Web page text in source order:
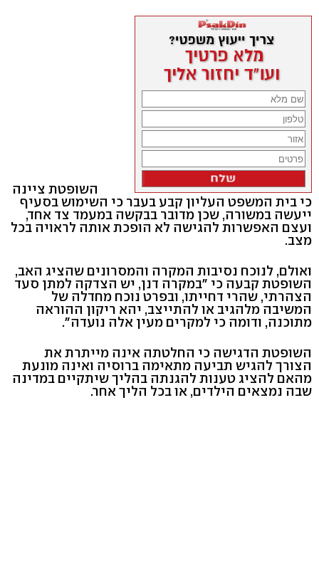
השופטת ציינה
כי בית המשפט העליון קבע בעבר כי השימוש בסעיף
ייעשה במשורה, שכן מדובר בבקשה במעמד צד אחד,
ועצם האפשרות להגישה לא הופכת אותה לראויה בכל
מצב.
ואולם, לנוכח נסיבות המקרה והמסרונים שהציג האב,
השופטת קבעה כי "במקרה דנן, יש הצדקה למתן סעד
הצהרתי, שהרי דחייתו, ובפרט נוכח מחדלה של
המשיבה מלהגיב או להתייצב, יהא ריקון ההוראה
מתוכנה, ודומה כי למקרים מעין אלה נועדה".
השופטת הדגישה כי החלטתה אינה מייתרת את
הצורך להגיש תביעה מתאימה ברוסיה ואינה מונעת
מהאם להציג טענות להגנתה בהליך שיתקיים במדינה
שבה נמצאים הילדים, או בכל הליך אחר.